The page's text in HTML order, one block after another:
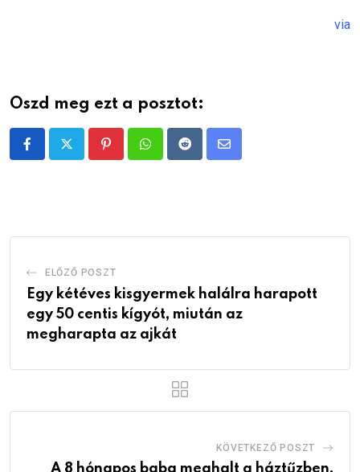
via
Oszd meg ezt a posztot:
PinterestWhatsappRedditShare
ELŐZŐ POSZT
Egy kétéves kisgyermek halálra harapott
egy 50 centis kígyót, miután az
megharapta az ajkát
KÖVETKEZŐ POSZT
A 8 hónapos baba meghalt a háztűzben,